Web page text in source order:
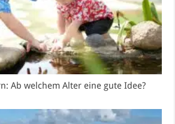
Ab welchem Alter eine gute Idee?